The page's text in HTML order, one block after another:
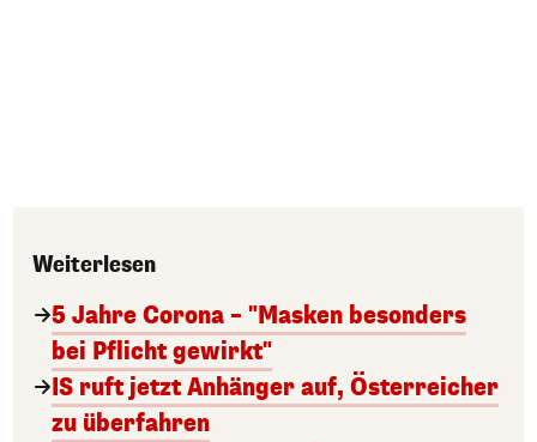
Weiterlesen
5 Jahre Corona – "Masken besonders
bei Pflicht gewirkt"
IS ruft jetzt Anhänger auf, Österreicher
zu überfahren